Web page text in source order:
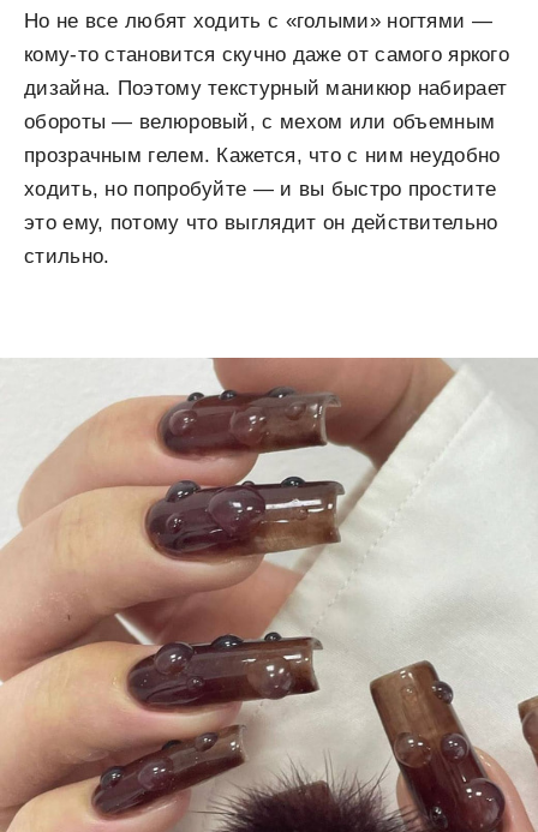
Но не все любят ходить с «голыми» ногтями —
кому-то становится скучно даже от самого яркого
дизайна. Поэтому текстурный маникюр набирает
обороты — велюровый, с мехом или объемным
прозрачным гелем. Кажется, что с ним неудобно
ходить, но попробуйте — и вы быстро простите
это ему, потому что выглядит он действительно
стильно.